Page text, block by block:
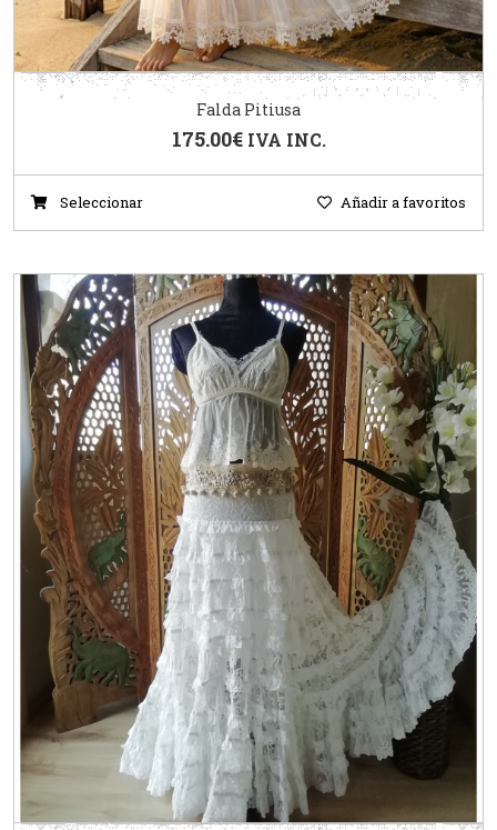
Falda Pitiusa
175.00€ IVA INC.
Seleccionar Añadir a favoritos